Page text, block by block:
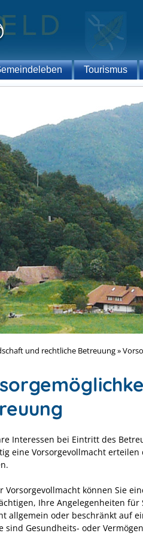
Tourismus
und rechtliche Betreuung»
Interessen bei Eintritt des
eine Vorsorgevollmacht
Vorsorgevollmacht können Sie
Ihre Angelegenheiten
allgemein oder beschränkt auf
sind Gesundheits- oder